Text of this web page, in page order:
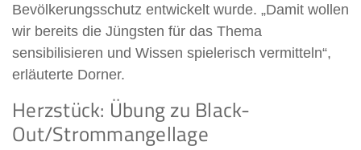
Bevölkerungsschutz entwickelt wurde. „Damit wollen
wir bereits die Jüngsten für das Thema
sensibilisieren und Wissen spielerisch vermitteln“,
erläuterte Dorner.
Herzstück: Übung zu Black-
Out/Strommangellage